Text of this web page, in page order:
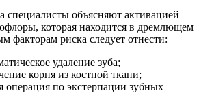
специалисты объясняют активацией
которая находится в дремлющем
факторам риска следует отнести:
удаление зуба;
корня из костной ткани;
операция по экстерпации зубных